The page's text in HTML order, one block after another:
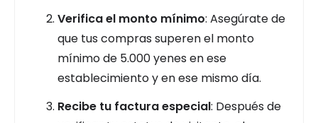
Verifica el monto mínimo: Asegúrate de
que tus compras superen el monto
mínimo de 5.000 yenes en ese
establecimiento y en ese mismo día.
Recibe tu factura especial: Después de